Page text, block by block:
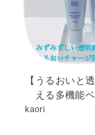
ラゲエキス・
果実エキス・
タンエキス・
水分解イネ葉
ル酸エチルヘ
ー・アルミナ
ヘクトライト
【うるおいと
える多機能
kaori